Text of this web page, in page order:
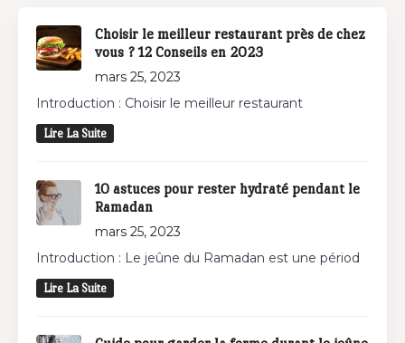
Choisir le meilleur restaurant près de chez
vous ? 12 Conseils en 2023
mars 25, 2023
Introduction : Choisir le meilleur restaurant
Lire La Suite
10 astuces pour rester hydraté pendant le
Ramadan
mars 25, 2023
Introduction : Le jeûne du Ramadan est une périod
Lire La Suite